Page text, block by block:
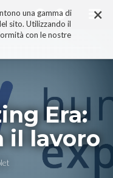
×
una gamma di
sito. Utilizzando il
con le nostre
Era:
il lavoro